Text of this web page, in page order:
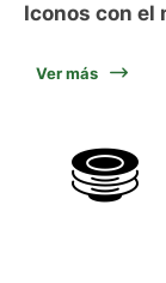
Iconos con el
Ver más